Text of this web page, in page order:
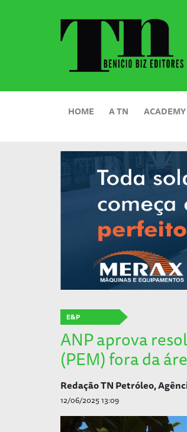
HOME A TN ACADEMY
E&P
ANP aprova
(PEM) fora da
Redação TN Petróleo,
12/06/2025 13:09